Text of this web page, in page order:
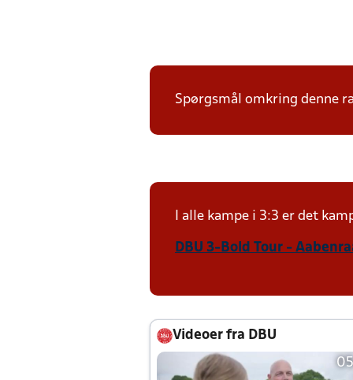
Spørgsmål omkring denne
I alle kampe i 3:3 er det
DBU 3-Bold Tour -
Videoer fra DBU